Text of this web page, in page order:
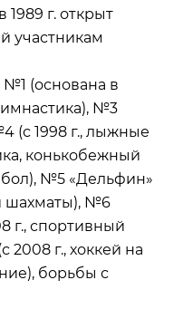
г. открыт
участникам
(основана в
№3
(с 1998 г., лыжные
конькобежный
№5 «Дельфин»
шахматы), №6
г., спортивный
2008 г., хоккей на
борьбы с